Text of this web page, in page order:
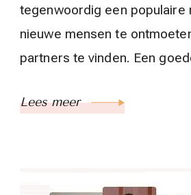
tegenwoordig een populaire
nieuwe mensen te
partners te vinden. Een
Lees meer